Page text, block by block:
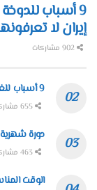
9 أسباب
إيران لا
902 مشاركات
9 أسباب للغثيان والترجع بعد عملية تكميم المعدة + طرق العلاج
655 مشاركات
دورة
463 مشاركات
الوقت